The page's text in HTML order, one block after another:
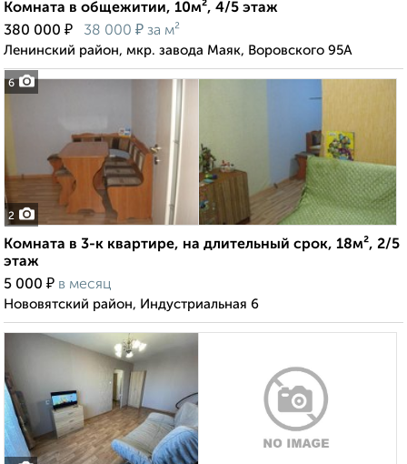
6
Комната в общежитии, 10м², 4/5 этаж
380 000 ₽ 38 000 ₽ за м²
Ленинский район, мкр. завода Маяк, Воровского 95А
2
Комната в 3-к квартире, на длительный срок, 18м², 2/5
этаж
5 000 ₽ в месяц
Нововятский район, Индустриальная 6